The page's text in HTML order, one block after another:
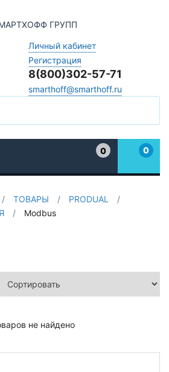
Личный кабинет
Регистрация
8(800)302-57-71
smarthoff@smarthoff.ru
0
0
/ ТОВАРЫ / PRODUAL
/
/ Modbus
не найдено